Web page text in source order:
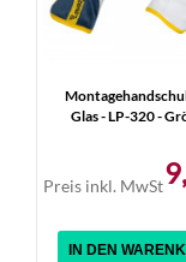
Glas - LP-320 -
Preis inkl. MwSt
IN DEN